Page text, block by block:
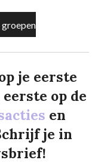
je eerste
op de
en
je in